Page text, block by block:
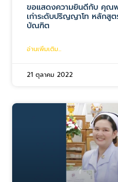
ขอแสดงความยินดีกับ คุ
เก่าระดับปริญญาโท หลักสู
บัณฑิต
อ่านเพิ่มเติม...
21 ตุลาคม 2022